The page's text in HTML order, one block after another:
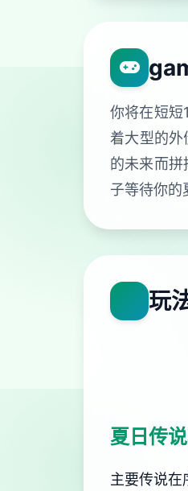
你将在短短
着大型的外
的未来而
子等待你的
玩
夏日传说
主要传说在